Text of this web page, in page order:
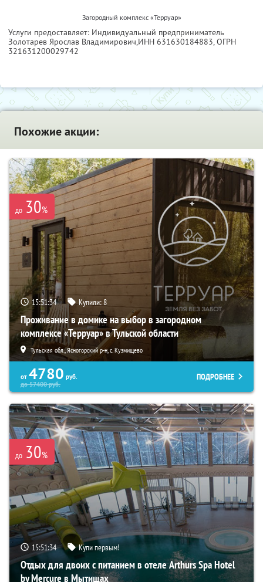
Загородный комплекс «Терруар»
Услуги предоставляет: Индивидуальный предприниматель
Золотарев Ярослав Владимирович,ИНН 631630184883, ОГРН
321631200029742
Похожие акции:
до 30%
15:51:32 Купили:8
Проживание в домике на выбор в загородном
комплексе «Терруар» в Тульской области
Тульская обл., Ясногорский р-н, с. Кузмищево
от 4780 руб.
до57400руб.
ПОДРОБНЕЕ
до 30%
15:51:32 Купи первым!
Отдых для двоих с питанием в отеле Arthurs Spa Hotel
by Mercure в Мытищах